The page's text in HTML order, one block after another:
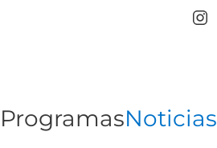
ProgramasNoticias